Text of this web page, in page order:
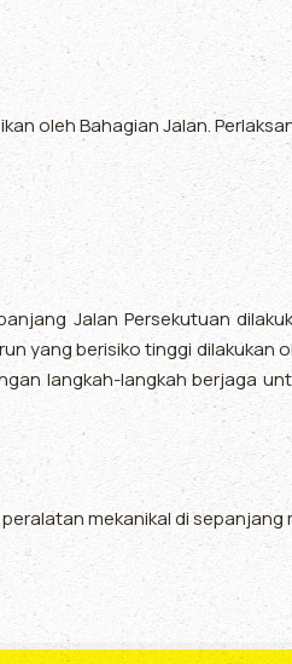
oleh Bahagian Jalan.
Jalan Persekutuan
yang berisiko tinggi
langkah-langkah berjaga
mekanikal di